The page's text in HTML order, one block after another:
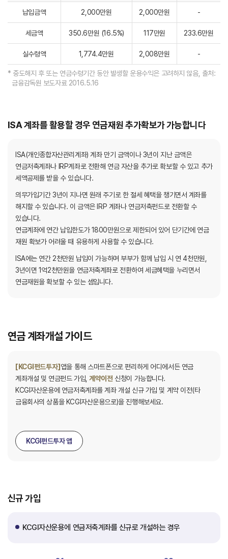
납입금액 2,000만원 2,000만원 -
세금액 350.6만원 (16.5%) 117만원 233.6만원
실수령액 1,774.4만원 2,008만원 -
* 중도해지 후 또는 연금수령기간 동안 발생할 운용수익은 고려하지 않음, 출처:
금융감독원 보도자료 2016.5.16
ISA 계좌를 활용할 경우 연금재원 추가확보가 가능합니다
ISA(개인종합자산관리계좌) 계좌 만기 금액이나 3년이 지난 금액은
연금저축계좌나 IRP계좌로 전환해 연금 자산을 추가로 확보할 수 있고 추가
세액공제를 받을 수 있습니다.
의무가입기간 3년이 지나면 원래 주기로 한 절세 혜택을 챙기면서 계좌를
해지할 수 있습니다. 이 금액은 IRP 계좌나 연금저축펀드로 전환할 수
있습니다.
연금계좌에 연간 납입한도가 1800만원으로 제한되어 있어 단기간에 연금
재원 확보가 어려울 때 유용하게 사용할 수 있습니다.
ISA에는 연간 2천만원 납입이 가능하며 부부가 함께 납입 시 연 4천만원,
3년이면 1억2천만원을 연금저축계좌로 전환하여 세금혜택을 누리면서
연금재원을 확보할 수 있는 셈입니다.
연금 계좌개설 가이드
[KCGI펀드투자] 앱을 통해 스마트폰으로 편리하게 어디에서든 연금
계좌개설 및 연금펀드 가입,계약이전 신청이 가능합니다.
KCGI자산운용에 연금저축계좌를 계좌 개설 신규 가입 및 계약 이전(타
금융회사의 상품을 KCGI자산운용으로)을 진행해보세요.
KCGI펀드투자 앱
신규 가입
KCGI자산운용에 연금저축계좌를 신규로 개설하는 경우